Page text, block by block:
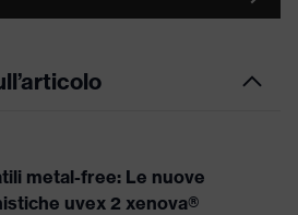
metal-free: Le nuove
uvex 2 xenova®